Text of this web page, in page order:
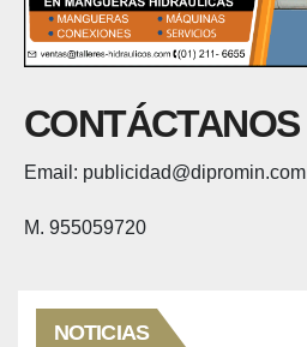
CONTÁCTANOS
Email: publicidad@dipromin.com
M. 955059720
NOTICIAS